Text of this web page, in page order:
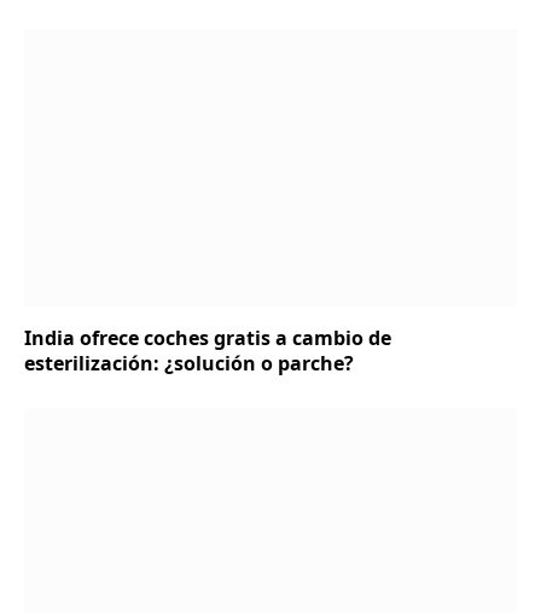
India ofrece coches gratis a cambio de
esterilización: ¿solución o parche?